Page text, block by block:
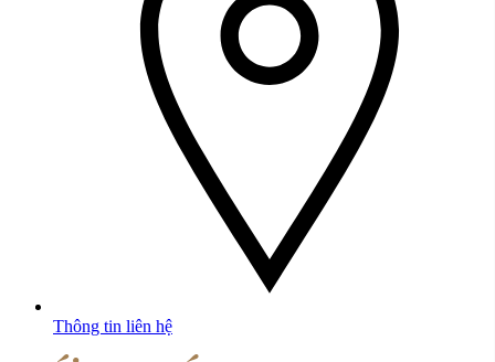
Thông tin liên hệ